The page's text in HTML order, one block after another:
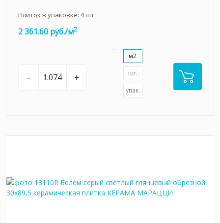
Плиток в упаковке: 4шт
2 361.60 руб./м2
– +
м2
шт.
упак.